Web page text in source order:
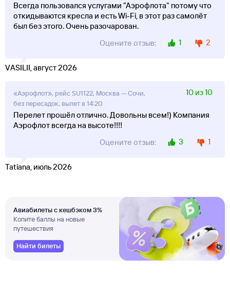
Всегда пользовался услугами "Аэрофлота" потому что
откидываются кресла и есть Wi-Fi, в этот раз самолёт
был без этого. Очень разочарован.
Оцените отзыв:
1 2
VASILII, август 2026
«Аэрофлот», рейс SU1122, Москва — Сочи,
без пересадок, вылет в 14:20
10 из 10
Перелет прошёл отлично. Довольны всем!) Компания
Аэрофлот всегда на высоте!!!!
Оцените отзыв:
3 1
Tatiana, июль 2026
Авиабилеты с кешбэком 3%
Копите баллы на новые
путешествия
Найти билеты